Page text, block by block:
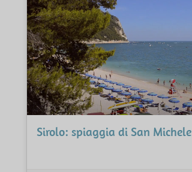
Sirolo: spiaggia di San Michele